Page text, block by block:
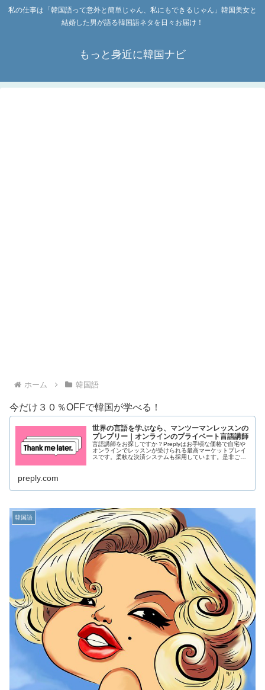
私の仕事は「韓国語って意外と簡単じゃん、私にもできるじゃん」韓国美女と
結婚した男が語る韓国語ネタを日々お届け！
もっと身近に韓国ナビ
ホーム 韓国語
今だけ３０％OFFで韓国が学べる！
世界の言語を学ぶなら、マンツーマンレッスンの
プレプリー｜オンラインのプライベート言語講師
言語講師をお探しですか？Preplyはお手頃な価格で自宅や
オンラインでレッスンが受けられる最高マーケットプレイ
スです。柔軟な決済システムも採用しています。是非ご参
preply.com
韓国語